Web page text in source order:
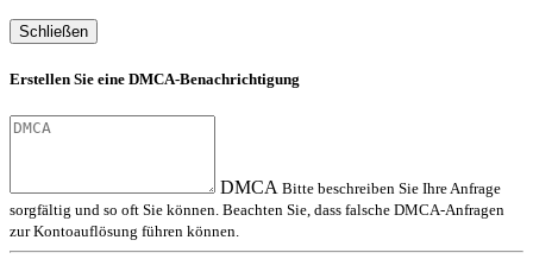
Schließen
Erstellen Sie eine DMCA-Benachrichtigung
DMCA Bitte beschreiben Sie Ihre Anfrage
sorgfältig und so oft Sie können. Beachten Sie, dass falsche DMCA-Anfragen
zur Kontoauflösung führen können.